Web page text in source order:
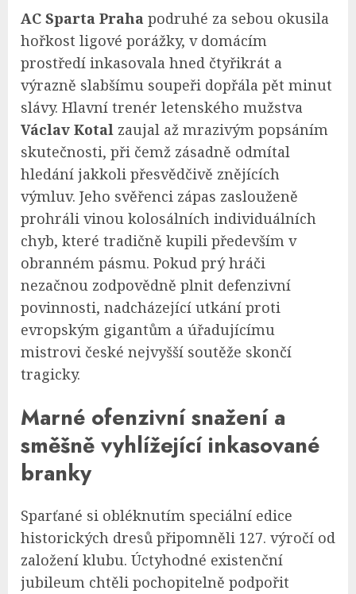
AC Sparta Praha podruhé za sebou okusila
hořkost ligové porážky, v domácím
prostředí inkasovala hned čtyřikrát a
výrazně slabšímu soupeři dopřála pět minut
slávy. Hlavní trenér letenského mužstva
Václav Kotal zaujal až mrazivým popsáním
skutečnosti, při čemž zásadně odmítal
hledání jakkoli přesvědčivě znějících
výmluv. Jeho svěřenci zápas zaslouženě
prohráli vinou kolosálních individuálních
chyb, které tradičně kupili především v
obranném pásmu. Pokud prý hráči
nezačnou zodpovědně plnit defenzivní
povinnosti, nadcházející utkání proti
evropským gigantům a úřadujícímu
mistrovi české nejvyšší soutěže skončí
tragicky.
Marné ofenzivní snažení a
směšně vyhlížející inkasované
branky
Sparťané si obléknutím speciální edice
historických dresů připomněli 127. výročí od
založení klubu. Úctyhodné existenční
jubileum chtěli pochopitelně podpořit